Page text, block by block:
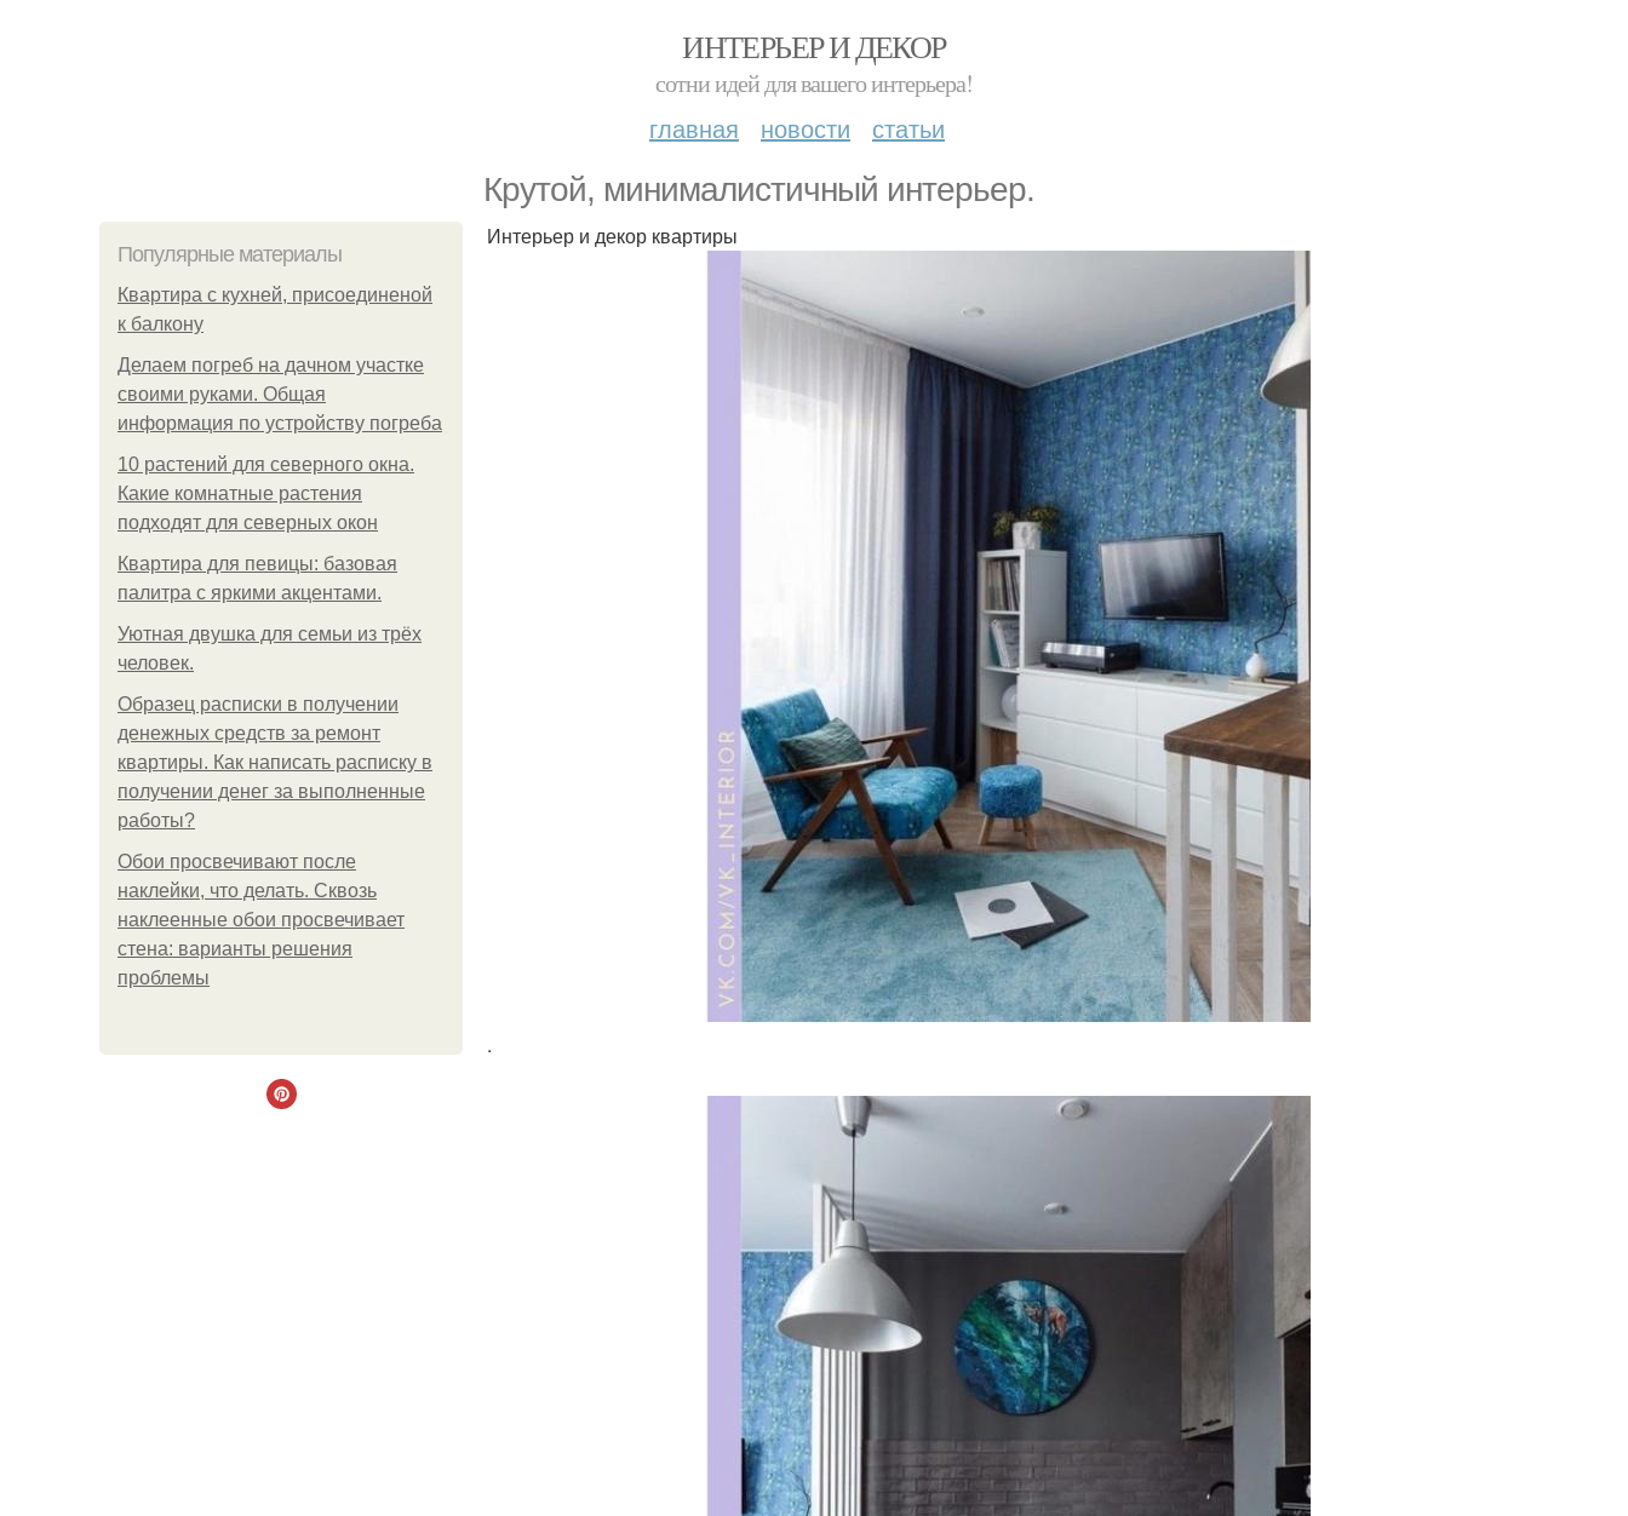
ИНТЕРЬЕР И ДЕКОР
сотни идей для вашего интерьера!
главная новости статьи
Крутой, минималистичный интерьер.
Популярные материалы
Квартира с кухней, присоединеной
к балкону
Делаем погреб на дачном участке
своими руками. Общая
информация по устройству погреба
10 растений для северного окна.
Какие комнатные растения
подходят для северных окон
Квартира для певицы: базовая
палитра с яркими акцентами.
Уютная двушка для семьи из трёх
человек.
Образец расписки в получении
денежных средств за ремонт
квартиры. Как написать расписку в
получении денег за выполненные
работы?
Обои просвечивают после
наклейки, что делать. Сквозь
наклеенные обои просвечивает
стена: варианты решения
проблемы
Интерьер и декор квартиры
.